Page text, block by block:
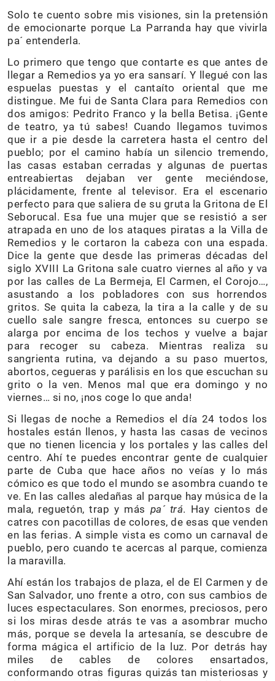
Solo te cuento sobre mis visiones, sin la pretensión
de emocionarte porque La Parranda hay que vivirla
pa´ entenderla.
Lo primero que tengo que contarte es que antes de
llegar a Remedios ya yo era sansarí. Y llegué con las
espuelas puestas y el cantaíto oriental que me
distingue. Me fui de Santa Clara para Remedios con
dos amigos: Pedrito Franco y la bella Betisa. ¡Gente
de teatro, ya tú sabes! Cuando llegamos tuvimos
que ir a pie desde la carretera hasta el centro del
pueblo; por el camino había un silencio tremendo,
las casas estaban cerradas y algunas de puertas
entreabiertas dejaban ver gente meciéndose,
plácidamente, frente al televisor. Era el escenario
perfecto para que saliera de su gruta la Gritona de El
Seborucal. Esa fue una mujer que se resistió a ser
atrapada en uno de los ataques piratas a la Villa de
Remedios y le cortaron la cabeza con una espada.
Dice la gente que desde las primeras décadas del
siglo XVIII La Gritona sale cuatro viernes al año y va
por las calles de La Bermeja, El Carmen, el Corojo…,
asustando a los pobladores con sus horrendos
gritos. Se quita la cabeza, la tira a la calle y de su
cuello sale sangre fresca, entonces su cuerpo se
alarga por encima de los techos y vuelve a bajar
para recoger su cabeza. Mientras realiza su
sangrienta rutina, va dejando a su paso muertos,
abortos, cegueras y parálisis en los que escuchan su
grito o la ven. Menos mal que era domingo y no
viernes… si no, ¡nos coge lo que anda!
Si llegas de noche a Remedios el día 24 todos los
hostales están llenos, y hasta las casas de vecinos
que no tienen licencia y los portales y las calles del
centro. Ahí te puedes encontrar gente de cualquier
parte de Cuba que hace años no veías y lo más
cómico es que todo el mundo se asombra cuando te
ve. En las calles aledañas al parque hay música de la
mala, reguetón, trap y más pa´ trá. Hay cientos de
catres con pacotillas de colores, de esas que venden
en las ferias. A simple vista es como un carnaval de
pueblo, pero cuando te acercas al parque, comienza
la maravilla.
Ahí están los trabajos de plaza, el de El Carmen y de
San Salvador, uno frente a otro, con sus cambios de
luces espectaculares. Son enormes, preciosos, pero
si los miras desde atrás te vas a asombrar mucho
más, porque se devela la artesanía, se descubre de
forma mágica el artificio de la luz. Por detrás hay
miles de cables de colores ensartados,
conformando otras figuras quizás tan misteriosas y